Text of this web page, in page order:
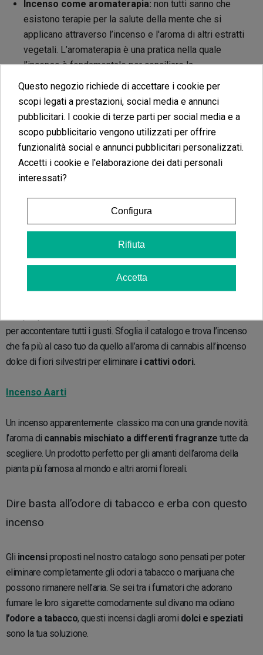
Incenso come aromaterapia: non tutti sanno che
esistono terapie per la salute della mente che si
applicano attraverso l’incenso e l'aroma di altri estratti
vegetali. L’aromaterapia è una pratica nella quale
l’incenso è fondamentale per conciliare la
concentrazione e raggiungere la pace dei sensi.
Scopri tutti gli incensi e portaincensi del nostro
catalogo
Quando acquistiamo un incenso è bene avere a disposizione
superficie sulla quale appoggiamo questo elemento. Qui di
seguito abbiamo selezionato i portaincensi e incensi migliori sul
mercato perstile e resistenza.
Il miglior incenso in bastoncini
per accontentare tutti i gusti. Sfoglia il catalogo e trova l’incenso
che fa più al caso tuo da quello all’aroma di cannabis all’incenso
dolce di fiori silvestri per eliminare i cattivi odori.
Incenso Aarti
Un incenso apparentemente classico ma con una grande novità:
l’aroma di cannabis mischiato a differenti fragranze tutte da
scegliere. Un prodotto perfetto per gli amanti dell’aroma della
pianta più famosa al mondo e altri aromi floreali.
Dire basta all’odore di tabacco e erba con questo
incenso
Gli incensiproposti nel nostro catalogo sono pensati per poter
eliminare completamente gli odori a tabacco o marijuana che
possono rimanere nell’aria. Se sei tra i fumatori che adorano
fumare le loro sigarette comodamente sul divano ma odiano
l’odore a tabacco, questi incensi dagli aromi dolci e speziati
sono la tua soluzione.
Questo negozio richiede di accettare i cookie per
scopi legati a prestazioni, social media e annunci
pubblicitari. I cookie di terze parti per social media e a
scopo pubblicitario vengono utilizzati per offrire
funzionalità social e annunci pubblicitari personalizzati.
Accetti i cookie e l'elaborazione dei dati personali
interessati?
Configura
Rifiuta
Accetta